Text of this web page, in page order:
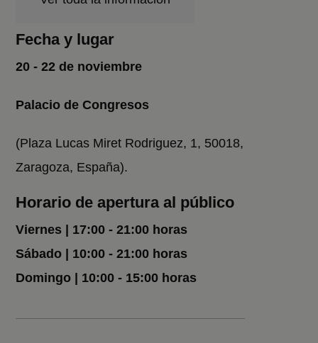
Fecha y lugar
20 - 22 de noviembre
Palacio de Congresos
(Plaza Lucas Miret Rodriguez, 1, 50018,
Zaragoza, España).
Horario de apertura al público
Viernes | 17:00 - 21:00 horas
Sábado | 10:00 - 21:00 horas
Domingo | 10:00 - 15:00 horas